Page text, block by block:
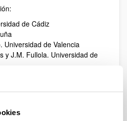
de Cádiz
Universidad de Valencia
y J.M. Fullola. Universidad de
EHU